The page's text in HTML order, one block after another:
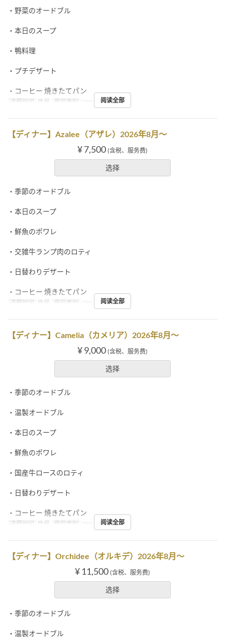
・野菜のオードブル
・本日のスープ
・鴨料理
・プチデザート
・コーヒー 焼きたてパン
进餐时间 晚餐 座位类别 OKUMURATEI
阅读全部
【ディナー】Azalee（アザレ）2026年8月～
¥ 7,500 (含税、服务费)
选择
・季節のオードブル
・本日のスープ
・鮮魚のポワレ
・交雑牛ランプ肉のロティ
・日替わりデザート
・コーヒー 焼きたてパン
进餐时间 晚餐 座位类别 OKUMURATEI
阅读全部
【ディナー】Camelia（カメリア）2026年8月～
¥ 9,000 (含税、服务费)
选择
・季節のオードブル
・温製オードブル
・本日のスープ
・鮮魚のポワレ
・国産牛ロースのロティ
・日替わりデザート
・コーヒー 焼きたてパン
进餐时间 晚餐 座位类别 OKUMURATEI
阅读全部
【ディナー】Orchidee（オルキデ）2026年8月～
¥ 11,500 (含税、服务费)
选择
・季節のオードブル
・温製オードブル